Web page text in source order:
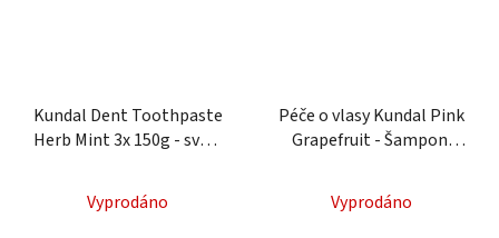
Kundal Dent Toothpaste
Herb Mint 3x 150g - svěží
Vyprodáno
Péče o vlasy Kundal Pink
Grapefruit - Šampon,
Vyprodáno